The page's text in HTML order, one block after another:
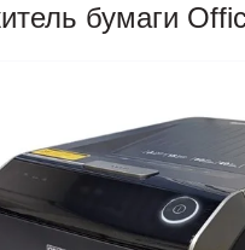
бумаги